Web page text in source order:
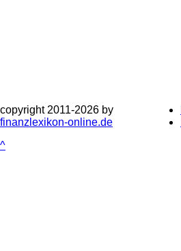
copyright 2011-2026 by
finanzlexikon-online.de
^